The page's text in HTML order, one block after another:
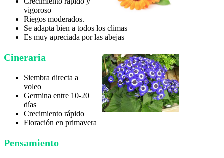
vigoroso
Riegos moderados.
Se adapta bien a todos los climas
Es muy apreciada por las abejas
Cineraria
Siembra directa a
voleo
Germina entre 10-20
días
Crecimiento rápido
Floración en primavera
Pensamiento